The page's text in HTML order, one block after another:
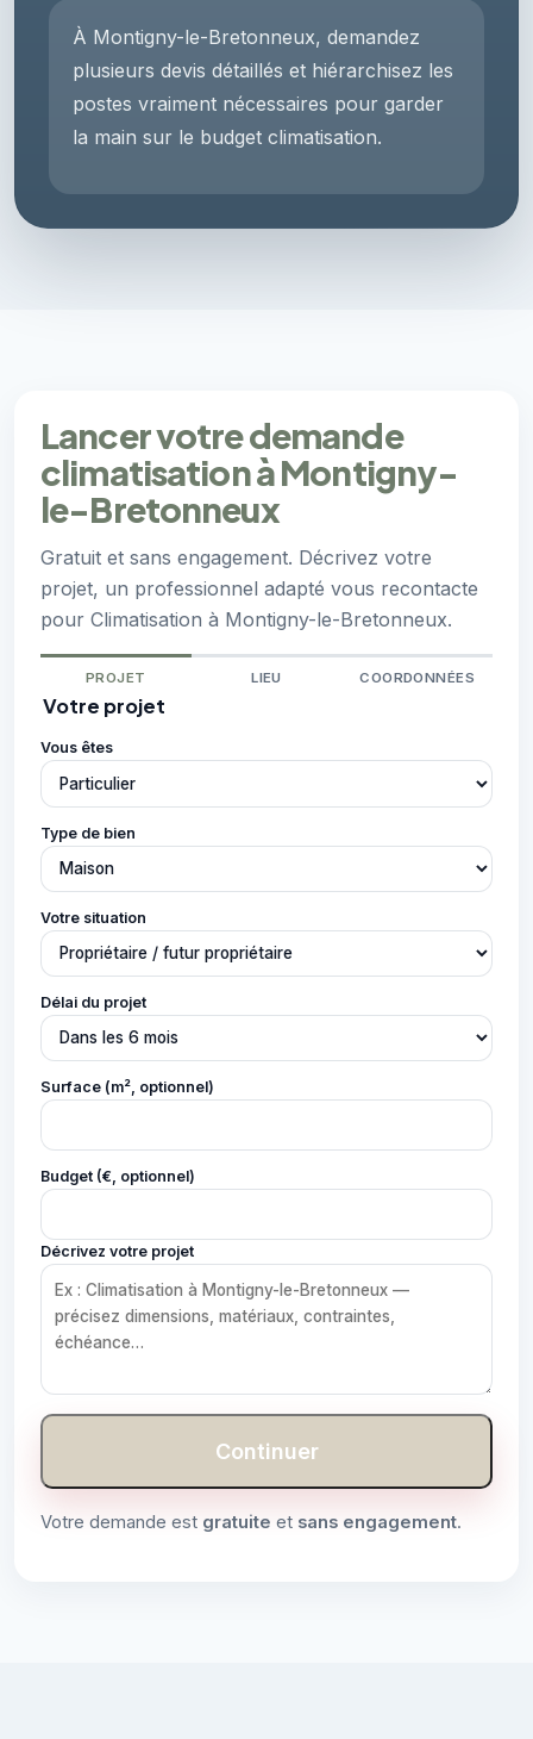
À Montigny-le-Bretonneux, demandez
plusieurs devis détaillés et hiérarchisez les
postes vraiment nécessaires pour garder
la main sur le budget climatisation.
Lancer votre demande
climatisation à Montigny-
le-Bretonneux
Gratuit et sans engagement. Décrivez votre
projet, un professionnel adapté vous recontacte
pour Climatisation à Montigny-le-Bretonneux.
PROJET LIEU COORDONNÉES
Votre projet
Vous êtes
Type de bien
Votre situation
Délai du projet
Surface (m², optionnel)
Budget (€, optionnel)
Décrivez votre projet
Continuer
Votre demande est gratuite et sans engagement.